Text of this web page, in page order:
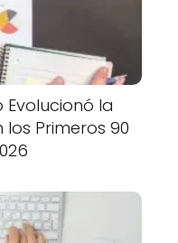
Evolucionó la
los Primeros 90